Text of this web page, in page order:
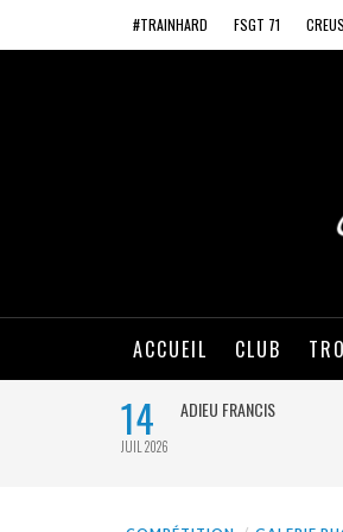
#TRAINHARD FSGT 71
ACCUEIL CLUB
14
JUIL 2026
ADIEU FRANCIS